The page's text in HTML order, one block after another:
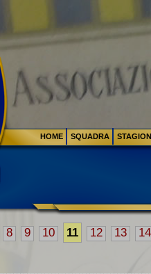
8 9 10 11 12 13 14
HOME SQUADRA